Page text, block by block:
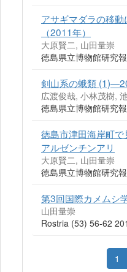
アサギマダラの移
（2011年）
大原賢二, 山田量崇
徳島県立博物館研究
剣山系の蛾類
広渡俊哉, 小林茂樹,
徳島県立博物館研究
徳島市津田海岸町
アルゼンチンアリ
大原賢二, 山田量崇
徳島県立博物館研究
第3回国際カメムシ
山田量崇
Rostria (53) 56-62
1